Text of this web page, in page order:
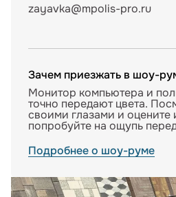
zayavka@mpolis-pro.ru
Зачем приезжать в шоу-
Монитор компьютера и
точно передают цвета.
своими глазами и оцените
попробуйте на ощупь
Подробнее о шоу-руме